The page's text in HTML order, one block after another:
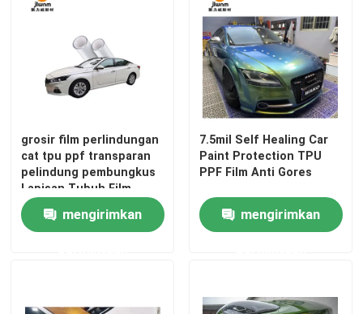
grosir film perlindungan
cat tpu ppf transparan
pelindung pembungkus
Lapisan Tubuh Film
Pelindung Mobil
mengirimkan
7.5mil Self Healing Car
Paint Protection TPU
PPF Film Anti Gores
mengirimkan